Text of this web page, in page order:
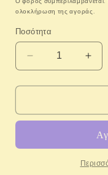
Ο φόρος συμπεριλαμβάνεται.
ολοκλήρωση της αγοράς.
Ποσότητα
Μείωση
ποσότητας
για
DUTCH.
Μπλε
για